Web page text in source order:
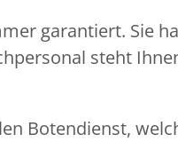
Botendienst,